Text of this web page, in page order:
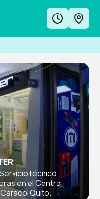
técnico
en el Centro
Quito.